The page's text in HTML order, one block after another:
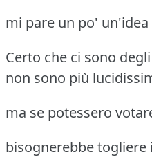
mi pare un po' un'idea
Certo che ci sono
non sono più
ma se potessero
bisognerebbe togliere